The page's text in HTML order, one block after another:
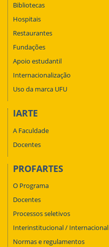
Bibliotecas
Hospitais
Restaurantes
Fundações
Apoio estudantil
Internacionalização
Uso da marca UFU
IARTE
A Faculdade
Docentes
PROFARTES
O Programa
Docentes
Processos seletivos
Interinstitucional / Internacional
Normas e regulamentos